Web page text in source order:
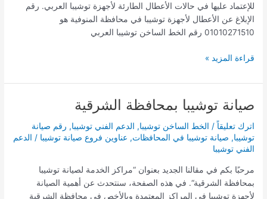
للإعتماد عليها في حالات الأعطال الطارئة لأجهزة توشيبا العربي. رقم
الإبلاغ عن الأعطال لأجهزة توشيبا في محافظة المنوفية هو
01010271510 رقم الخط الساخن توشيبا العربي
قراءة المزيد »
صيانة توشيبا بمحافظة الشرقية
اترك تعليقاً / الخط الساخن توشيبا, الدعم الفني توشيبا, رقم صيانة
توشيبا, صيانة توشيبا في المحافظات, عناوين فروع صيانة توشيبا / الدعم
الفني توشيبا
مرحبًا بكم في مقالنا الجديد بعنوان “مراكز الخدمة لصيانة توشيبا
بمحافظة الشرقية“. في هذه الصفحة، سنتحدث عن أهمية الصيانة
لأجهزة توشيبا في المراكز المعتمدة وبالأخص في محافظة الشرقية
صيانة
توشيبا
بمحافظة
الشرقية